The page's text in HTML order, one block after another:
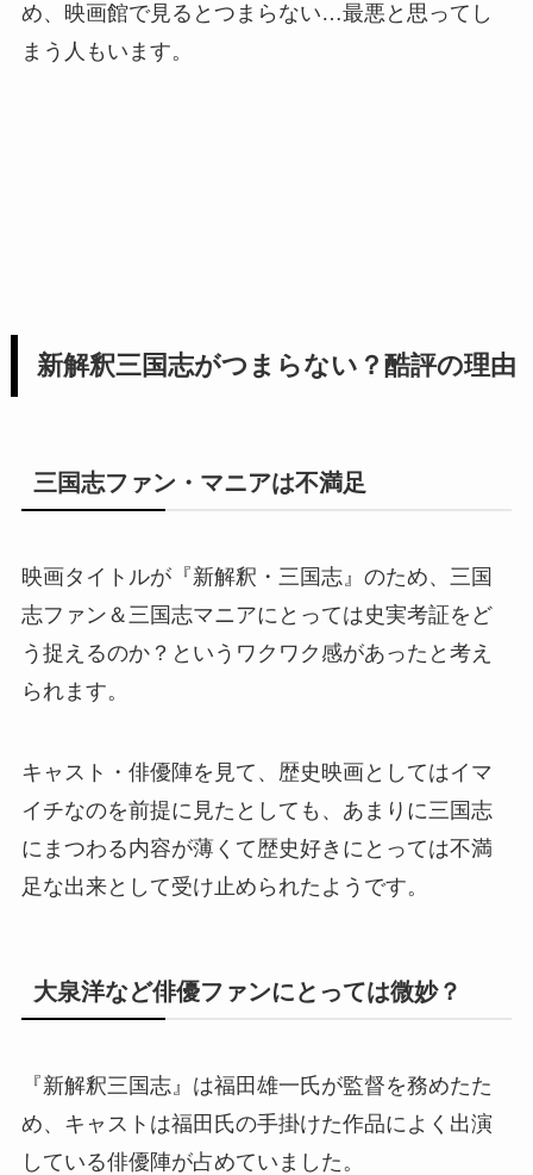
め、映画館で見るとつまらない…最悪と思ってし
まう人もいます。
新解釈三国志がつまらない？酷評の理由
三国志ファン・マニアは不満足
映画タイトルが『新解釈・三国志』のため、三国
志ファン＆三国志マニアにとっては史実考証をど
う捉えるのか？というワクワク感があったと考え
られます。
キャスト・俳優陣を見て、歴史映画としてはイマ
イチなのを前提に見たとしても、あまりに三国志
にまつわる内容が薄くて歴史好きにとっては不満
足な出来として受け止められたようです。
大泉洋など俳優ファンにとっては微妙？
『新解釈三国志』は福田雄一氏が監督を務めたた
め、キャストは福田氏の手掛けた作品によく出演
している俳優陣が占めていました。